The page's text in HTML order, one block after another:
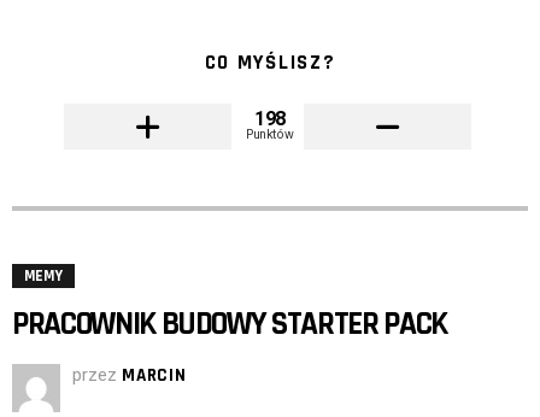
CO MYŚLISZ?
198
Punktów
MEMY
PRACOWNIK BUDOWY STARTER PACK
przez MARCIN